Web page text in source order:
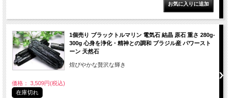
1個売り ブラックトルマリン 電気石 結晶 原石 重さ 280g-
300g 心身を浄化・精神との調和 ブラジル産 パワースト
ーン 天然石
煌びやかな贅沢な輝き
価格： 3,509円(税込)
在庫切れ